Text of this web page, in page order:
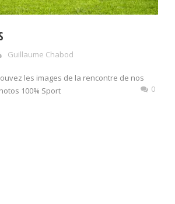
Guillaume Chabod
les images de la rencontre de nos
100% Sport
0